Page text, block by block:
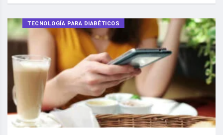
TECNOLOGÍA PARA DIABÉTICOS